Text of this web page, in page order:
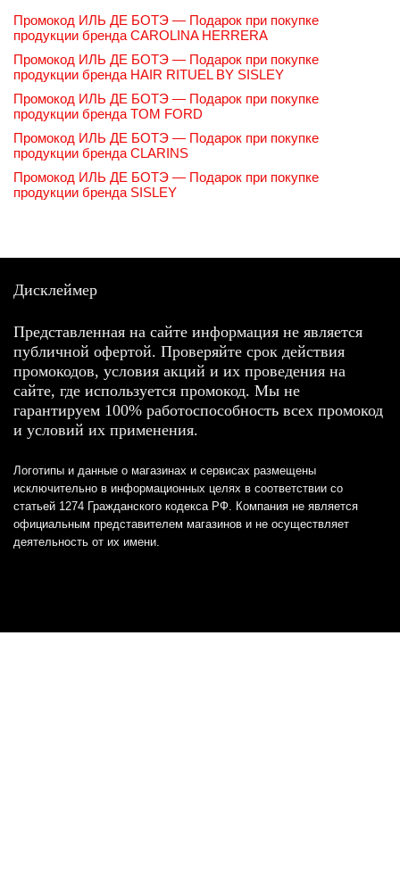
Промокод ИЛЬ ДЕ БОТЭ — Подарок при покупке
продукции бренда CAROLINA HERRERA
Промокод ИЛЬ ДЕ БОТЭ — Подарок при покупке
продукции бренда HAIR RITUEL BY SISLEY
Промокод ИЛЬ ДЕ БОТЭ — Подарок при покупке
продукции бренда TOM FORD
Промокод ИЛЬ ДЕ БОТЭ — Подарок при покупке
продукции бренда CLARINS
Промокод ИЛЬ ДЕ БОТЭ — Подарок при покупке
продукции бренда SISLEY
Дисклеймер
Представленная на сайте информация не является
публичной офертой. Проверяйте срок действия
промокодов, условия акций и их проведения на
сайте, где используется промокод. Мы не
гарантируем 100% работоспособность всех промокод
и условий их применения.
Логотипы и данные о магазинах и сервисах размещены
исключительно в информационных целях в соответствии со
статьей 1274 Гражданского кодекса РФ. Компания не является
официальным представителем магазинов и не осуществляет
деятельность от их имени.